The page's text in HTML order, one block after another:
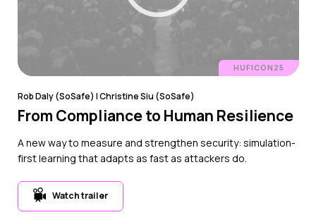
HUFICON25
Rob Daly (SoSafe) | Christine Siu (SoSafe)
From Compliance to Human Resilience
A new way to measure and strengthen security: simulation-
first learning that adapts as fast as attackers do.
Watch trailer